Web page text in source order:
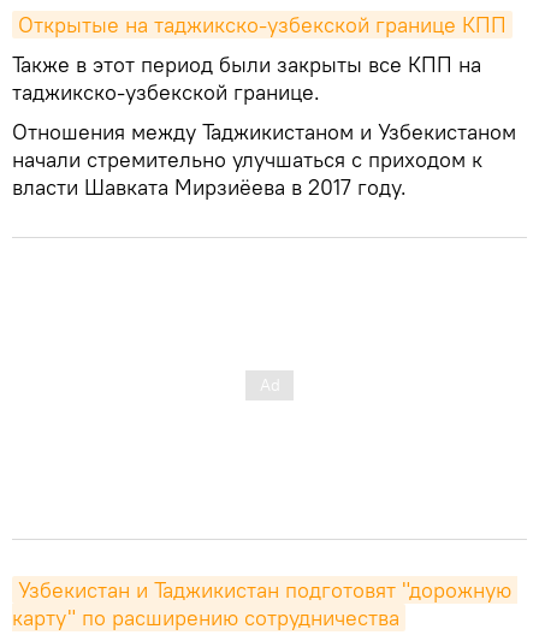
Открытые на таджикско-узбекской границе КПП
Также в этот период были закрыты все КПП на
таджикско-узбекской границе.
Отношения между Таджикистаном и Узбекистаном
начали стремительно улучшаться с приходом к
власти Шавката Мирзиёева в 2017 году.
Узбекистан и Таджикистан подготовят "дорожную
карту" по расширению сотрудничества